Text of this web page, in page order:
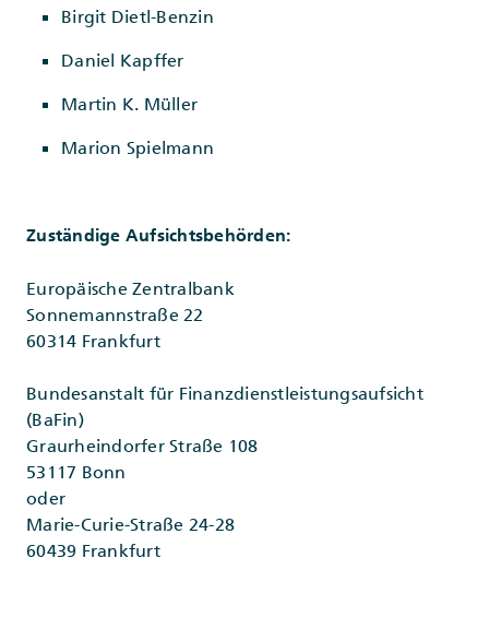
Birgit Dietl-Benzin
Daniel Kapffer
Martin K. Müller
Marion Spielmann
Zuständige Aufsichtsbehörden:
Europäische Zentralbank
Sonnemannstraße 22
60314 Frankfurt
Bundesanstalt für Finanzdienstleistungsaufsicht
(BaFin)
Graurheindorfer Straße 108
53117 Bonn
oder
Marie-Curie-Straße 24-28
60439 Frankfurt